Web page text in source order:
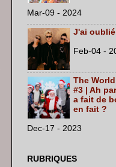
Mar-09 - 2024
J'ai
Feb-04 -
The
#3 | Ah
a fait de
en fait ?
Dec-17 - 2023
RUBRIQUES